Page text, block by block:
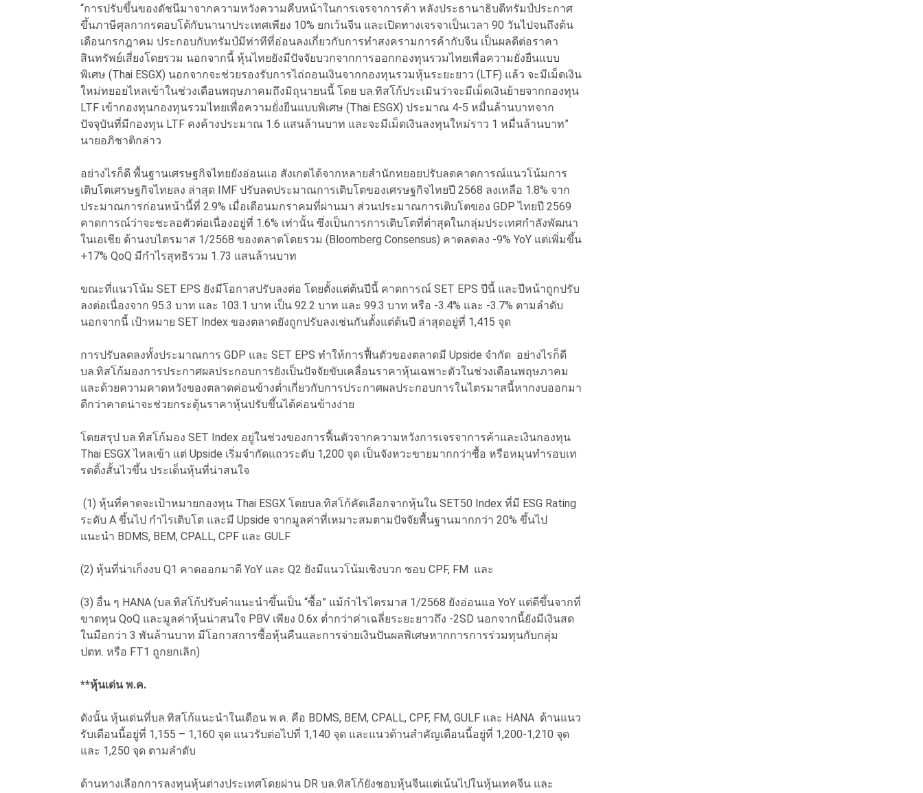
“การปรับขึ้นของดัชนีมาจากความหวังความคืบหน้าในการเจรจาการค้า หลังประธานาธิบดีทรัมป์ประกาศ
ขึ้นภาษีศุลกากรตอบโต้กับนานาประเทศเพียง 10% ยกเว้นจีน และเปิดทางเจรจาเป็นเวลา 90 วันไปจนถึงต้น
เดือนกรกฎาคม ประกอบกับทรัมป์มีท่าทีที่อ่อนลงเกี่ยวกับการทำสงครามการค้ากับจีน เป็นผลดีต่อราคา
สินทรัพย์เสี่ยงโดยรวม นอกจากนี้ หุ้นไทยยังมีปัจจัยบวกจากการออกกองทุนรวมไทยเพื่อความยั่งยืนแบบ
พิเศษ (Thai ESGX) นอกจากจะช่วยรองรับการไถ่ถอนเงินจากกองทุนรวมหุ้นระยะยาว (LTF) แล้ว จะมีเม็ดเงิน
ใหม่ทยอยไหลเข้าในช่วงเดือนพฤษภาคมถึงมิถุนายนนี้ โดย บล.ทิสโก้ประเมินว่าจะมีเม็ดเงินย้ายจากกองทุน
LTF เข้ากองทุนกองทุนรวมไทยเพื่อความยั่งยืนแบบพิเศษ (Thai ESGX) ประมาณ 4-5 หมื่นล้านบาทจาก
ปัจจุบันที่มีกองทุน LTF คงค้างประมาณ 1.6 แสนล้านบาท และจะมีเม็ดเงินลงทุนใหม่ราว 1 หมื่นล้านบาท”
นายอภิชาติกล่าว
อย่างไรก็ดี พื้นฐานเศรษฐกิจไทยยังอ่อนแอ สังเกตได้จากหลายสำนักทยอยปรับลดคาดการณ์แนวโน้มการ
เติบโตเศรษฐกิจไทยลง ล่าสุด IMF ปรับลดประมาณการเติบโตของเศรษฐกิจไทยปี 2568 ลงเหลือ 1.8% จาก
ประมาณการก่อนหน้านี้ที่ 2.9% เมื่อเดือนมกราคมที่ผ่านมา ส่วนประมาณการเติบโตของ GDP ไทยปี 2569
คาดการณ์ว่าจะชะลอตัวต่อเนื่องอยู่ที่ 1.6% เท่านั้น ซึ่งเป็นการการเติบโตที่ต่ำสุดในกลุ่มประเทศกำลังพัฒนา
ในเอเชีย ด้านงบไตรมาส 1/2568 ของตลาดโดยรวม (Bloomberg Consensus) คาดลดลง -9% YoY แต่เพิ่มขึ้น
+17% QoQ มีกำไรสุทธิรวม 1.73 แสนล้านบาท
ขณะที่แนวโน้ม SET EPS ยังมีโอกาสปรับลงต่อ โดยตั้งแต่ต้นปีนี้ คาดการณ์ SET EPS ปีนี้ และปีหน้าถูกปรับ
ลงต่อเนื่องจาก 95.3 บาท และ 103.1 บาท เป็น 92.2 บาท และ 99.3 บาท หรือ -3.4% และ -3.7% ตามลำดับ
นอกจากนี้ เป้าหมาย SET Index ของตลาดยังถูกปรับลงเช่นกันตั้งแต่ต้นปี ล่าสุดอยู่ที่ 1,415 จุด
การปรับลดลงทั้งประมาณการ GDP และ SET EPS ทำให้การฟื้นตัวของตลาดมี Upside จำกัด อย่างไรก็ดี
บล.ทิสโก้มองการประกาศผลประกอบการยังเป็นปัจจัยขับเคลื่อนราคาหุ้นเฉพาะตัวในช่วงเดือนพฤษภาคม
และด้วยความคาดหวังของตลาดค่อนข้างต่ำเกี่ยวกับการประกาศผลประกอบการในไตรมาสนี้หากงบออกมา
ดีกว่าคาดน่าจะช่วยกระตุ้นราคาหุ้นปรับขึ้นได้ค่อนข้างง่าย
โดยสรุป บล.ทิสโก้มอง SET Index อยู่ในช่วงของการฟื้นตัวจากความหวังการเจรจาการค้าและเงินกองทุน
Thai ESGX ไหลเข้า แต่ Upside เริ่มจำกัดแถวระดับ 1,200 จุด เป็นจังหวะขายมากกว่าซื้อ หรือหมุนทำรอบเท
รดดิ้งสั้นไวขึ้น ประเด็นหุ้นที่น่าสนใจ
(1) หุ้นที่คาดจะเป้าหมายกองทุน Thai ESGX โดยบล.ทิสโก้คัดเลือกจากหุ้นใน SET50 Index ที่มี ESG Rating
ระดับ A ขึ้นไป กำไรเติบโต และมี Upside จากมูลค่าที่เหมาะสมตามปัจจัยพื้นฐานมากกว่า 20% ขึ้นไป
แนะนำ BDMS, BEM, CPALL, CPF และ GULF
(2) หุ้นที่น่าเก็งงบ Q1 คาดออกมาดี YoY และ Q2 ยังมีแนวโน้มเชิงบวก ชอบ CPF, FM และ
(3) อื่น ๆ HANA (บล.ทิสโก้ปรับคำแนะนำขึ้นเป็น “ซื้อ” แม้กำไรไตรมาส 1/2568 ยังอ่อนแอ YoY แต่ดีขึ้นจากที่
ขาดทุน QoQ และมูลค่าหุ้นน่าสนใจ PBV เพียง 0.6x ต่ำกว่าค่าเฉลี่ยระยะยาวถึง -2SD นอกจากนี้ยังมีเงินสด
ในมือกว่า 3 พันล้านบาท มีโอกาสการซื้อหุ้นคืนและการจ่ายเงินปันผลพิเศษหากการการร่วมทุนกับกลุ่ม
ปตท. หรือ FT1 ถูกยกเลิก)
**หุ้นเด่น พ.ค.
ดังนั้น หุ้นเด่นที่บล.ทิสโก้แนะนำในเดือน พ.ค. คือ BDMS, BEM, CPALL, CPF, FM, GULF และ HANA ด้านแนว
รับเดือนนี้อยู่ที่ 1,155 – 1,160 จุด แนวรับต่อไปที่ 1,140 จุด และแนวต้านสำคัญเดือนนี้อยู่ที่ 1,200-1,210 จุด
และ 1,250 จุด ตามลำดับ
ด้านทางเลือกการลงทุนหุ้นต่างประเทศโดยผ่าน DR บล.ทิสโก้ยังชอบหุ้นจีนแต่เน้นไปในหุ้นเทคจีน และ